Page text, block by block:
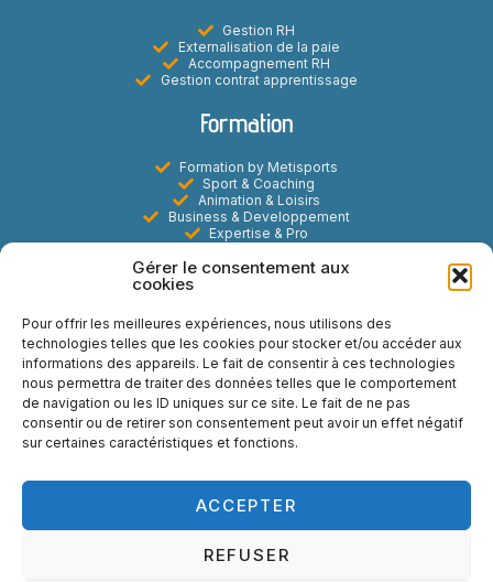
Gérer le consentement aux
cookies
Pour offrir les meilleures expériences, nous utilisons des
technologies telles que les cookies pour stocker et/ou accéder aux
informations des appareils. Le fait de consentir à ces technologies
nous permettra de traiter des données telles que le comportement
de navigation ou les ID uniques sur ce site. Le fait de ne pas
consentir ou de retirer son consentement peut avoir un effet négatif
sur certaines caractéristiques et fonctions.
ACCEPTER
REFUSER
Gestion RH
Externalisation de la paie
Accompagnement RH
Gestion contrat apprentissage
Formation
Formation by Metisports
Sport & Coaching
Animation & Loisirs
Business & Developpement
Expertise & Pro
Marketing Commercial & Evenementiel
Metisports
A propos
Actualités
Contact
FAQ
Mentions légales
Politiques de Cookies
Réseaux sociaux